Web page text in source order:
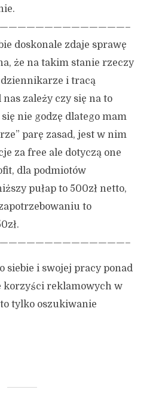
doskonale zdaje sprawę
że na takim stanie rzeczy
i tracą
zależy czy się na to
nie godzę dlatego mam
parę zasad, jest w nim
za free ale dotyczą one
dla podmiotów
pułap to 500zł netto,
to
siebie i swojej pracy ponad
korzyści reklamowych w
tylko oszukiwanie